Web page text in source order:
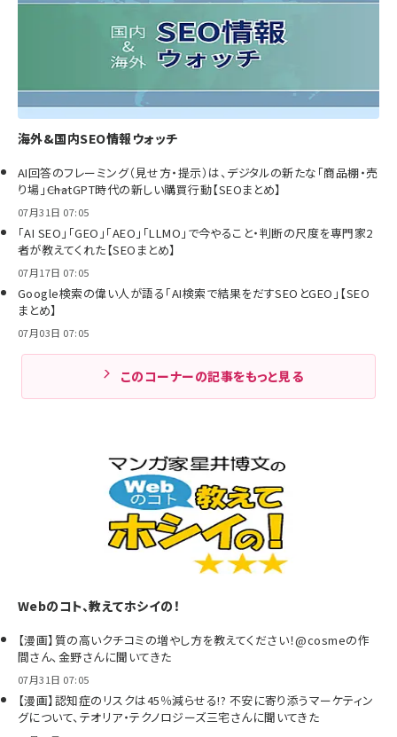
海外&国内SEO情報ウォッチ
AI回答のフレーミング（見せ方・提示）は、デジタルの新たな「商品棚・売
り場」――ChatGPT時代の新しい購買行動【SEOまとめ】
07月31日 07:05
「AI SEO」「GEO」「AEO」「LLMO」で今やること・判断の尺度を専門家2
者が教えてくれた【SEOまとめ】
07月17日 07:05
Google検索の偉い人が語る「AI検索で結果をだすSEOとGEO」【SEO
まとめ】
07月03日 07:05
このコーナーの記事をもっと見る
Webのコト、教えてホシイの！
【漫画】質の高いクチコミの増やし方を教えてください！@cosmeの作
間さん、金野さんに聞いてきた
07月31日 07:05
【漫画】認知症のリスクは45％減らせる!? 不安に寄り添うマーケティン
グについて、テオリア・テクノロジーズ三宅さんに聞いてきた